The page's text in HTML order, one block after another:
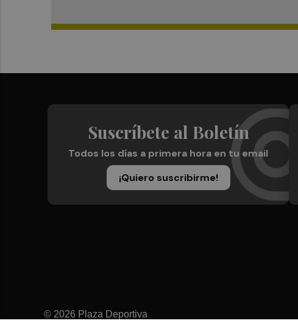
Suscríbete al Boletín
Todos los días a primera hora en tu email
¡Quiero suscribirme!
© 2026 Plaza Deportiva